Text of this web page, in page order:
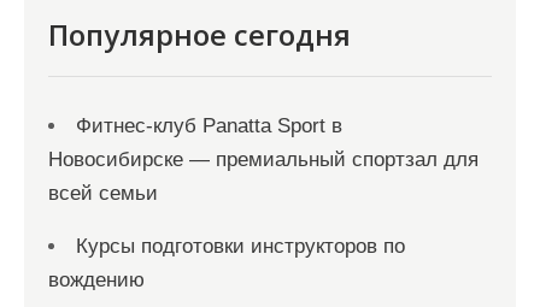
м
Популярное сегодня
Фитнес-клуб Panatta Sport в
Новосибирске — премиальный спортзал для
всей семьи
Курсы подготовки инструкторов по
вождению